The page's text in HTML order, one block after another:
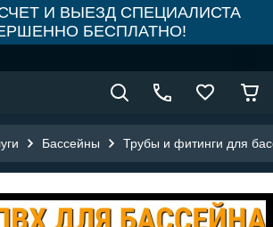
И ВЫЕЗД СПЕЦИАЛИСТА
БЕСПЛАТНО!
Бассейны Трубы и фитинги для